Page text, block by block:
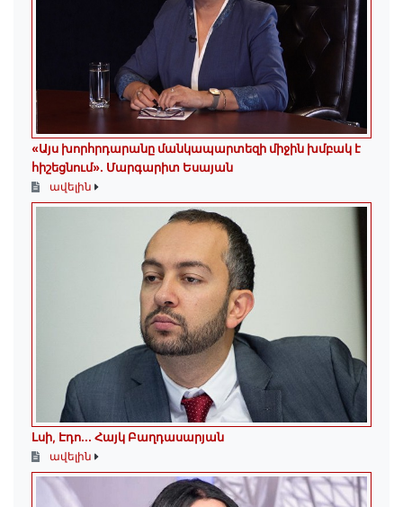
«Այս խորհրդարանը մանկապարտեզի միջին խմբակ է
հիշեցնում»․ Մարգարիտ Եսայան
ավելին
Լսի, Էդո․․․ Հայկ Բաղդասարյան
ավելին